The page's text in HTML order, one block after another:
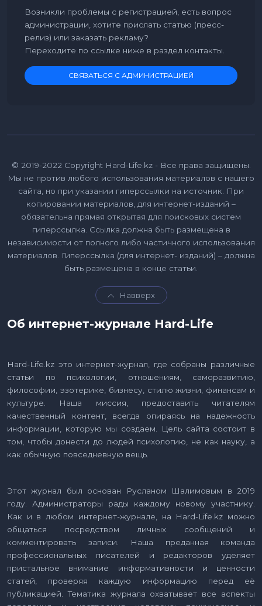
Возникли проблемы с регистрацией, есть вопрос
администрации, хотите прислать статью (пресс-
релиз) или заказать рекламу?
Переходите по ссылке ниже в раздел контакты.
СВЯЗАТЬСЯ С АДМИНИСТРАЦИЕЙ
© 2019-2022 Copyright Hard-Life.kz - Все права защищены.
Мы не против любого использования материалов с нашего
сайта, но при указании гиперссылки на источник. При
копировании материалов, для интернет-изданий –
обязательна прямая открытая для поисковых систем
гиперссылка. Ссылка должна быть размещена в
независимости от полного либо частичного использования
материалов. Гиперссылка (для интернет- изданий) – должна
быть размещена в конце статьи.
Навверх
Об интернет-журнале Hard-Life
Hard-Life.kz это интернет-журнал, где собраны различные
статьи по психологии, отношениям, саморазвитию,
философии, эзотерике, бизнесу, стилю жизни, финансам и
культуре. Наша миссия, предоставить читателям
качественный контент, всегда опираясь на надежность
информации, которую мы создаем. Цель сайта состоит в
том, чтобы донести до людей психологию, не как науку, а
как обычную повседневную вещь.
Этот журнал был основан Русланом Шалимовым в 2019
году. Администраторы рады каждому новому участнику.
Как и в любом интернет-журнале, на Hard-Life.kz можно
общаться посредством личных сообщений и
комментировать записи. Наша преданная команда
профессиональных писателей и редакторов уделяет
пристальное внимание информативности и ценности
статей, проверяя каждую информацию перед её
публикацией. Тематика журнала охватывает все аспекты